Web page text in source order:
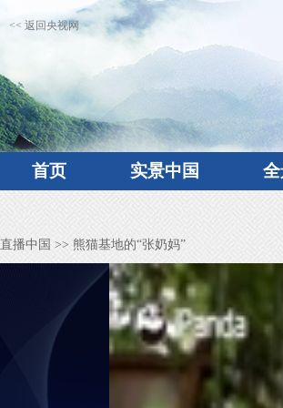
<< 返回央视网
首页 实景中国 全
直播中国 >> 熊猫基地的“张奶妈”